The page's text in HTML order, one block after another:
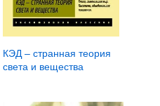
КЭД – странная теория
света и вещества